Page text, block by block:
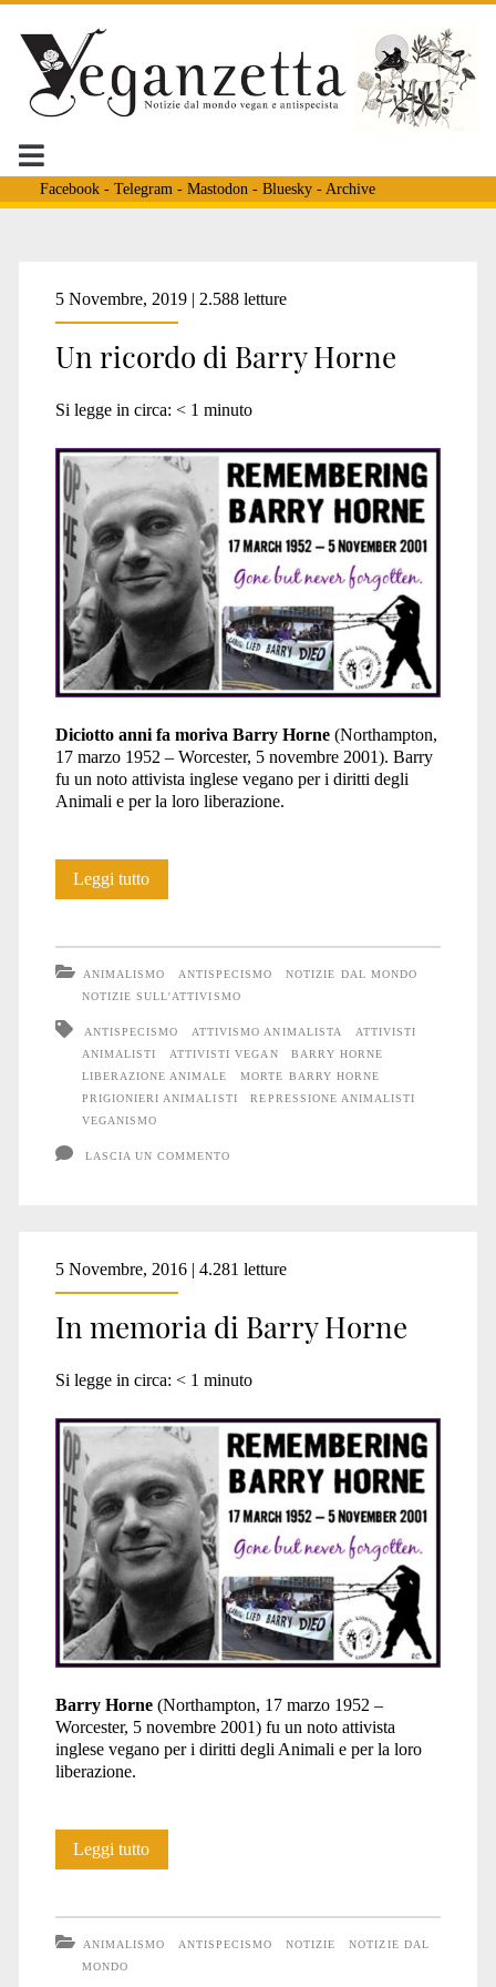
Facebook- Telegram - Mastodon - Bluesky- Archive
Tag:
<span>attivisti
vegan</span>
5 Novembre, 2019 | 2.588 letture
Un ricordo di Barry Horne
Si legge in circa: < 1 minuto
Diciotto anni fa moriva Barry Horne(Northampton,
17 marzo 1952 – Worcester, 5 novembre 2001). Barry
fu un noto attivista inglese vegano per i diritti degli
Animali e per la loro liberazione.
Leggi tuttoUn
Barry
Horne
ANIMALISMO ANTISPECISMO
NOTIZIE DAL MONDO
NOTIZIE SULL'ATTIVISMO
ANTISPECISMO ATTIVISMO ANIMALISTA
ATTIVISTI
ANIMALISTI
ATTIVISTI VEGAN
BARRY HORNE
LIBERAZIONE ANIMALE
MORTE BARRY HORNE
PRIGIONIERI ANIMALISTI
REPRESSIONE ANIMALISTI
VEGANISMO
LASCIA UN COMMENTO
5 Novembre, 2016 | 4.281 letture
In memoria di Barry Horne
Si legge in circa: < 1 minuto
Barry Horne(Northampton, 17 marzo 1952 –
Worcester, 5 novembre 2001) fu un noto attivista
inglese vegano per i diritti degli Animali e per la loro
liberazione.
Leggi tuttoIn
ANIMALISMO ANTISPECISMO NOTIZIE
NOTIZIE DAL
MONDO